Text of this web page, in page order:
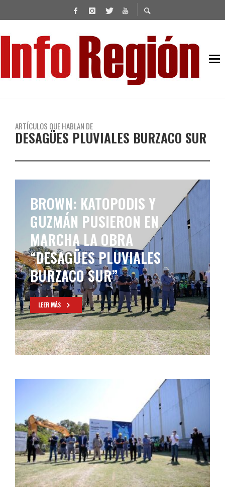
ARTÍCULOS QUE HABLAN DE
DESAGÜES PLUVIALES BURZACO SUR
BROWN: KATOPODIS Y
GUZMÁN PUSIERON EN
MARCHA LA OBRA
“DESAGÜES PLUVIALES
BURZACO SUR”
LEER MÁS